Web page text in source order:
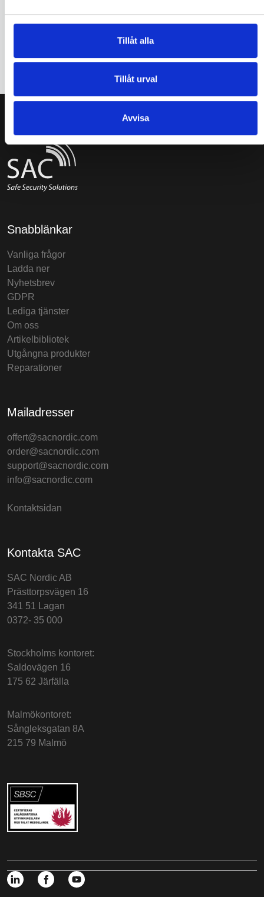
Tillåt alla
Tillåt urval
Avvisa
Ecoled III DALI
Dali med batteribackup
Snabblänkar
Vanliga frågor
Ladda ner
Nyhetsbrev
GDPR
Lediga tjänster
Om oss
Artikelbibliotek
Utgångna produkter
Reparationer
Mailadresser
offert@sacnordic.com
order@sacnordic.com
support@sacnordic.com
info@sacnordic.com
Kontaktsidan
Kontakta SAC
SAC Nordic AB
Prästtorpsvägen 16
341 51 Lagan
0372- 35 000
Stockholms kontoret:
Saldovägen 16
175 62 Järfälla
Malmökontoret:
Sångleksgatan 8A
215 79 Malmö